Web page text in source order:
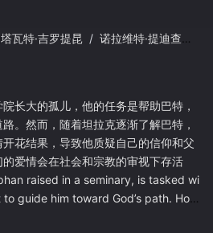
瓦特·吉罗提昆 / 诺拉维特·提迪查伦拉
长大的孤儿，他的任务是帮助巴特，
。然而，随着坦拉克逐渐了解巴特，
花结果，导致他质疑自己的信仰和父
爱情会在社会和宗教的审视下存活
raised in a seminary, is tasked wi
guide him toward God’s path. How